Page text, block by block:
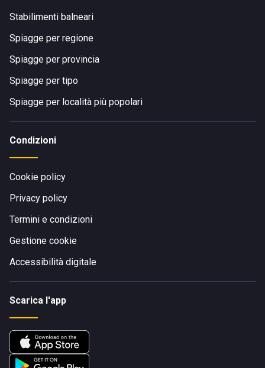
Stabilimenti balneari
Spiagge per regione
Spiagge per provincia
Spiagge per tipo
Spiagge per località più popolari
Condizioni
Cookie policy
Privacy policy
Termini e condizioni
Gestione cookie
Accessibilità digitale
Scarica l'app